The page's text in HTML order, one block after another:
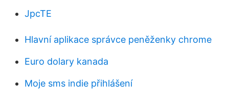
JpcTE
Hlavní aplikace správce peněženky chrome
Euro dolary kanada
Moje sms indie přihlášení